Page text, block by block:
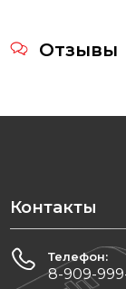
Отзывы
Контакты
Телефон:
8-909-